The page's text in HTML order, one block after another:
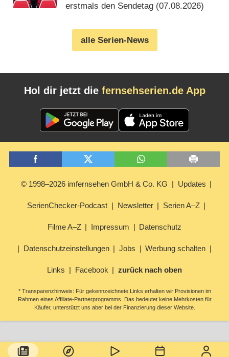
erstmals den Sendetag (07.08.2026)
alle Serien-News
Hol dir jetzt die fernsehserien.de App
© 1998–2026 imfernsehen GmbH & Co. KG Updates
SerienChecker-Podcast Newsletter Serien A–Z
Filme A–Z Impressum Datenschutz
Datenschutzeinstellungen Jobs Werbung schalten
Links Facebook zurück nach oben
* Transparenzhinweis: Für gekennzeichnete Links erhalten wir Provisionen im
Rahmen eines Affiliate-Partnerprogramms. Das bedeutet keine Mehrkosten für
Käufer, unterstützt uns aber bei der Finanzierung dieser Website.